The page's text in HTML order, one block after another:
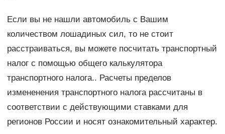
Если вы не нашли автомобиль с Вашим
количеством лошадиных сил, то не стоит
расстраиваться, вы можете посчитать транспортный
налог с помощью общего калькулятора
транспортного налога.. Расчеты пределов
измененения транспортного налога рассчитаны в
соответствии с действующими ставками для
регионов России и носят ознакомительный характер.